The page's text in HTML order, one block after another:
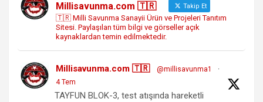
Millisavunma.com 🇹🇷 Takip Et
🇹🇷 Milli Savunma Sanayii Ürün ve Projeleri Tanıtım
Sitesi. Paylaşılan tüm bilgi ve görseller açık
kaynaklardan temin edilmektedir.
Millisavunma.com 🇹🇷 @millisavunma1
·
4 Tem
TAYFUN BLOK-3, test atışında hareketli